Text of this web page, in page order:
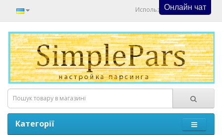
Используйте Онлайн Чат
Категорії
Онлайн чат